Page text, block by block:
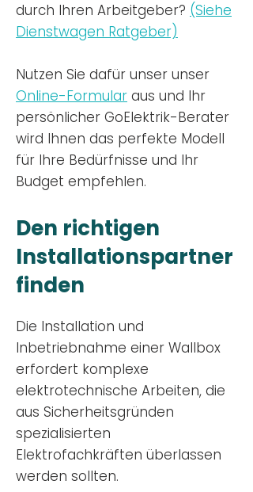
durch Ihren Arbeitgeber? (Siehe
Dienstwagen Ratgeber)
Nutzen Sie dafür unser unser
Online-Formular aus und Ihr
persönlicher GoElektrik-Berater
wird Ihnen das perfekte Modell
für Ihre Bedürfnisse und Ihr
Budget empfehlen.
Den richtigen
Installationspartner
finden
Die Installation und
Inbetriebnahme einer Wallbox
erfordert komplexe
elektrotechnische Arbeiten, die
aus Sicherheitsgründen
spezialisierten
Elektrofachkräften überlassen
werden sollten.